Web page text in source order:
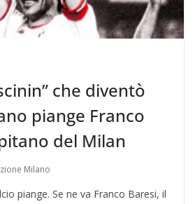
che diventò
piange Franco
del Milan
Milano
piange. Se ne va Franco Baresi, il